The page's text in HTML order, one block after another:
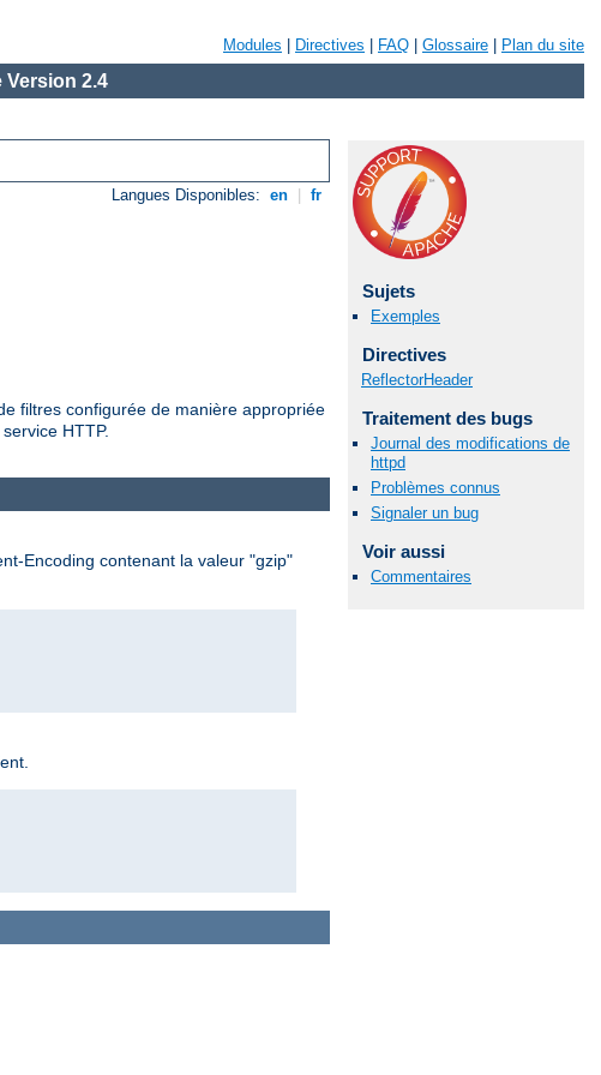
Modules Directives FAQ Glossaire Plan du site
Version 2.4
Langues Disponibles: en fr
filtres configurée de manière appropriée
HTTP.
Sujets
Exemples
Directives
ReflectorHeader
Traitement des bugs
Journal des modifications de
httpd
Problèmes connus
Signaler un bug
Voir aussi
Commentaires
Encoding contenant la valeur "gzip"